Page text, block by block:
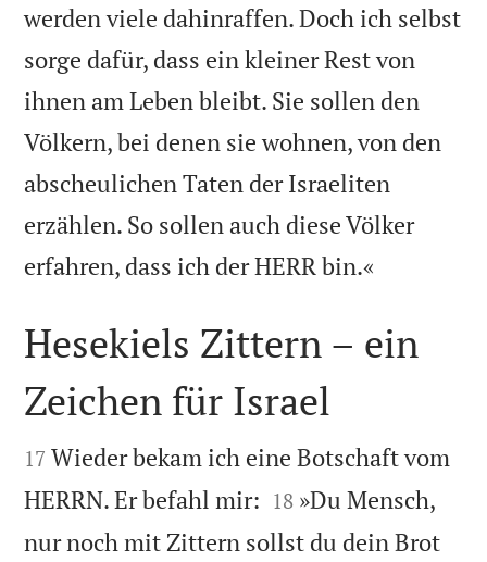
werden viele dahinraffen. Doch ich selbst
sorge dafür, dass ein kleiner Rest von
ihnen am Leben bleibt. Sie sollen den
Völkern, bei denen sie wohnen, von den
abscheulichen Taten der Israeliten
erzählen. So sollen auch diese Völker
erfahren, dass ich der HERR bin.«

Hesekiels Zittern – ein
Zeichen für Israel

17 Wieder bekam ich eine Botschaft vom
HERRN. Er befahl mir: 

18 »Du Mensch,
nur noch mit Zittern sollst du dein Brot